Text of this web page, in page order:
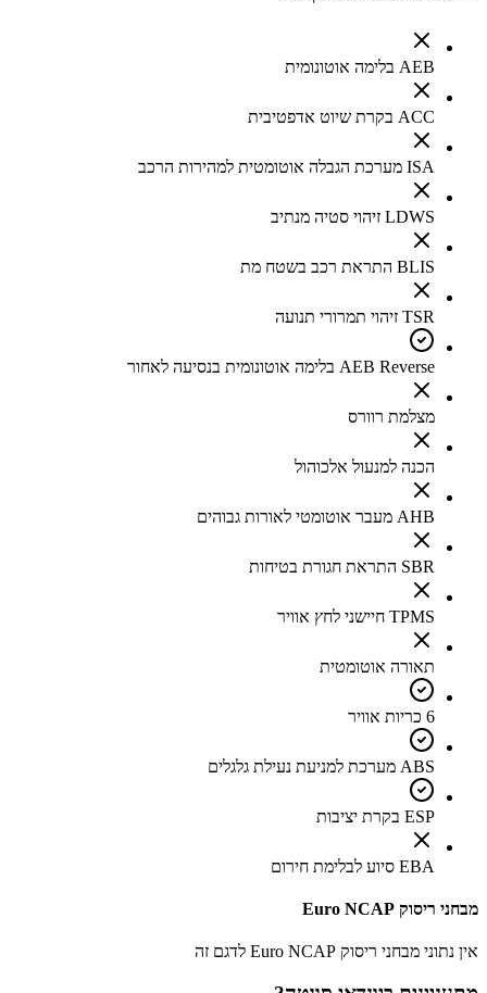
AEB בלימה אוטונומית
ACC בקרת שיוט אדפטיבית
ISA מערכת הגבלה אוטומטית למהירות הרכב
LDWS זיהוי סטיה מנתיב
BLIS התראת רכב בשטח מת
TSR זיהוי תמרורי תנועה
AEB Reverse בלימה אוטונומית בנסיעה לאחור
מצלמת רוורס
הכנה למנעול אלכוהול
AHB מעבר אוטומטי לאורות גבוהים
SBR התראת חגורת בטיחות
TPMS חיישני לחץ אוויר
תאורה אוטומטית
6 כריות אוויר
ABS מערכת למניעת נעילת גלגלים
ESP בקרת יציבות
EBA סיוע לבלימת חירום
מבחני ריסוק Euro NCAP
אין נתוני מבחני ריסוק Euro NCAP לדגם זה